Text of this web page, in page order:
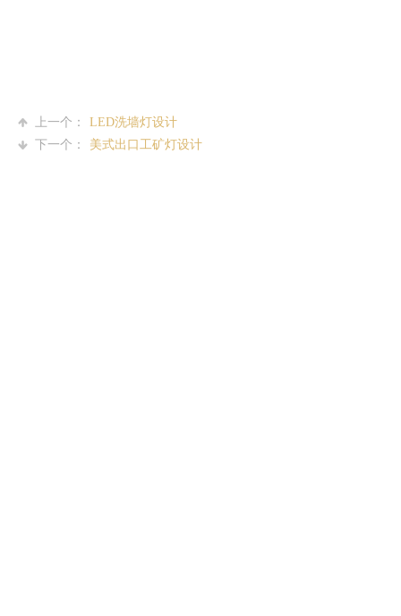
上一个：
LED洗墙灯设计
下一个：
美式出口工矿灯设计